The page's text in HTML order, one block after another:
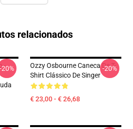
relacionados
-
-20%
Ozzy Osbourne Caneca De T-
Shirt Clássico De Singer
€ 23,00 - € 26,68
-20%